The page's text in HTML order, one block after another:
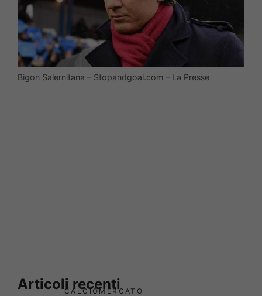
Bigon Salernitana – Stopandgoal.com – La Presse
Articoli recenti
CALCIOMERCATO